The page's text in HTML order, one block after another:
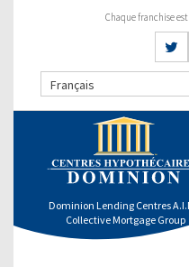
Chaque franchise
Français
Dominion Lending Centres
Collective Mortgage Group